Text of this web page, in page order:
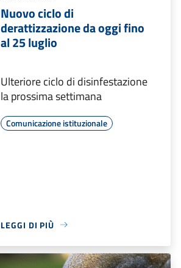
Nuovo ciclo di
derattizzazione da oggi fino
al 25 luglio
Ulteriore ciclo di disinfestazione
la prossima settimana
Comunicazione istituzionale
LEGGI DI PIÙ